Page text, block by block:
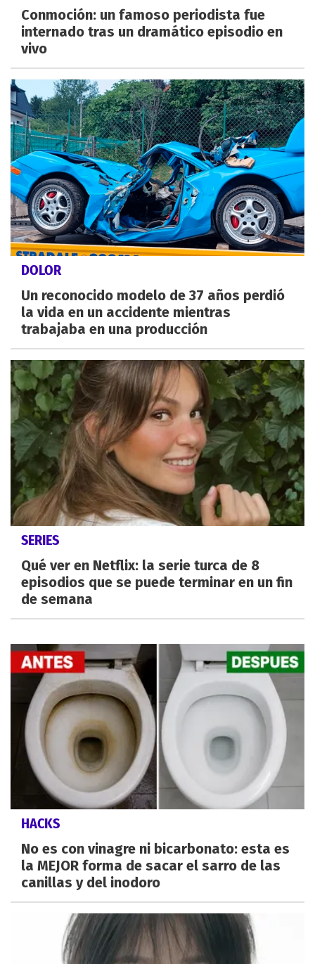
Conmoción: un famoso periodista fue
internado tras un dramático episodio en
vivo
DOLOR
Un reconocido modelo de 37 años perdió
la vida en un accidente mientras
trabajaba en una producción
SERIES
Qué ver en Netflix: la serie turca de 8
episodios que se puede terminar en un fin
de semana
HACKS
No es con vinagre ni bicarbonato: esta es
la MEJOR forma de sacar el sarro de las
canillas y del inodoro